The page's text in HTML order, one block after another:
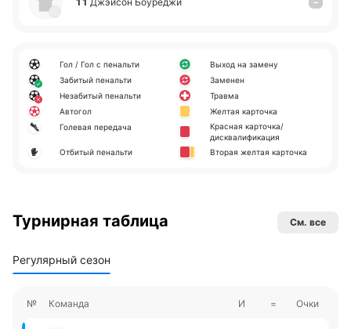
Гол / Гол с пенальти
Забитый пенальти
Незабитый пенальти
Автогол
Голевая передача
Отбитый пенальти
Выход на замену
Заменен
Травма
Желтая карточка
Красная карточка/
дисквалификация
Вторая желтая карточка
Турнирная таблица См. все
Регулярный сезон
№ Команда И = Очки